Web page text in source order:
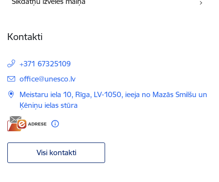
Kontakti
+371 67325109
E-pasts:
office@unesco.lv
Meistaru iela 10, Rīga, LV-1050, ieeja no Mazās Smilšu un
Ķēniņu ielas stūra
Visi kontakti